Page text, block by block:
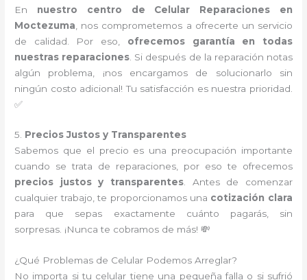
En nuestro centro de Celular Reparaciones en
Moctezuma , nos comprometemos a ofrecerte un servicio
de calidad. Por eso, ofrecemos garantía en todas
nuestras reparaciones . Si después de la reparación notas
algún problema, ¡nos encargamos de solucionarlo sin
ningún costo adicional! Tu satisfacción es nuestra prioridad.
✅
5. Precios Justos y Transparentes
Sabemos que el precio es una preocupación importante
cuando se trata de reparaciones, por eso te ofrecemos
precios justos y transparentes. Antes de comenzar
cualquier trabajo, te proporcionamos una cotización clara
para que sepas exactamente cuánto pagarás, sin
sorpresas. ¡Nunca te cobramos de más! 💸
¿Qué Problemas de Celular Podemos Arreglar?
No importa si tu celular tiene una pequeña falla o si sufrió